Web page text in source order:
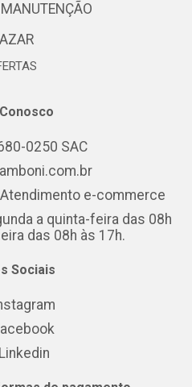
0250 SAC
e-commerce
a quinta-feira das 08h
das 08h às 17h.
Sociais
Linkedin